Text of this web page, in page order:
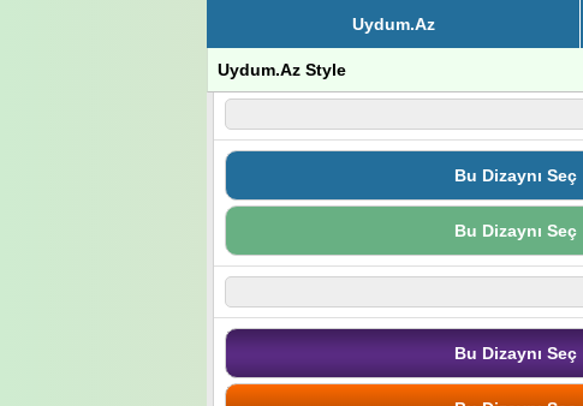
Uydum.Az
Uydum.Az Style
Bu Dizaynı Seç
Bu Dizaynı Seç
Bu Dizaynı Seç